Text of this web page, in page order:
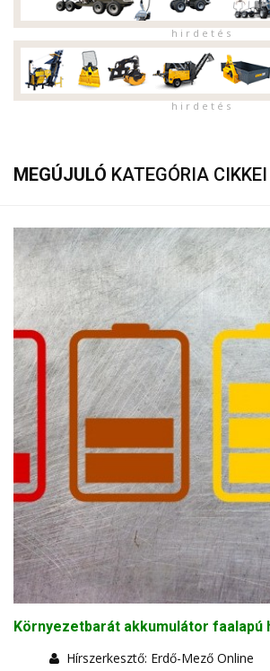
h i r d e t é s
h i r d e t é s
MEGÚJULÓ KATEGÓRIA CIKKEI
Környezetbarát akkumulátor faalapú
Hírszerkesztő: Erdő-Mező Online